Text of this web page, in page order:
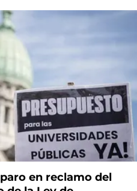
en reclamo del